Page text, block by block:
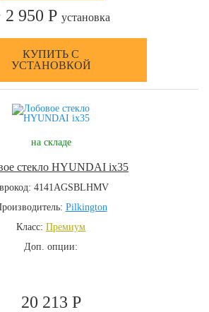
2 950 Р установка
КУПИТЬ С
УСТАНОВКОЙ
на складе
стекло HYUNDAI ix35
4141AGSBLHMV
Pilkington
Класс: Премиум
Доп. опции:
20 213 Р